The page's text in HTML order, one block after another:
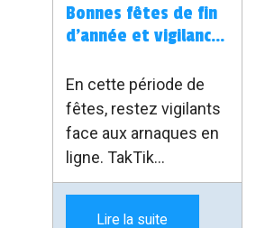
Bonnes fêtes de fin
d’année et vigilance
En cette période de
fêtes, restez vigilants
face aux arnaques en
ligne. TakTik
Informatique sera en
Lire la suite